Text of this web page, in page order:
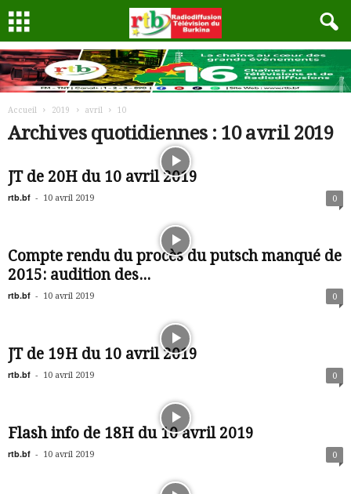
Accueil 2019 avril 10
Archives quotidiennes : 10 avril 2019
JT de 20H du 10 avril 2019
rtb.bf - 10 avril 2019 0
Compte rendu du procès du putsch manqué de
2015: audition des...
rtb.bf - 10 avril 2019 0
JT de 19H du 10 avril 2019
rtb.bf - 10 avril 2019 0
Flash info de 18H du 10 avril 2019
rtb.bf - 10 avril 2019 0